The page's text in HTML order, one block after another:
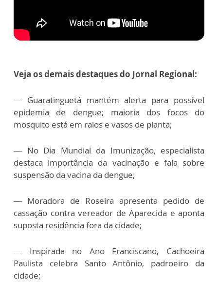
Veja os demais destaques do Jornal Regional:
— Guaratinguetá mantém alerta para possível
epidemia de dengue; maioria dos focos do
mosquito está em ralos e vasos de planta;
— No Dia Mundial da Imunização, especialista
destaca importância da vacinação e fala sobre
suspensão da vacina da dengue;
— Moradora de Roseira apresenta pedido de
cassação contra vereador de Aparecida e aponta
suposta residência fora da cidade;
— Inspirada no Ano Franciscano, Cachoeira
Paulista celebra Santo Antônio, padroeiro da
cidade;